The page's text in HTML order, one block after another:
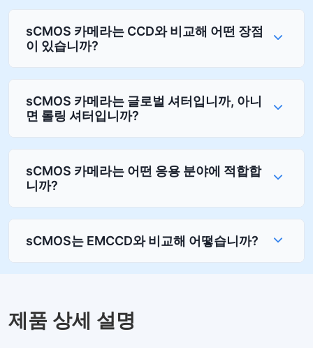
sCMOS 카메라는 CCD와 비교해 어떤 장점
이 있습니까?
sCMOS 카메라는 글로벌 셔터입니까, 아니
면 롤링 셔터입니까?
sCMOS 카메라는 어떤 응용 분야에 적합합
니까?
sCMOS는 EMCCD와 비교해 어떻습니까?
제품 상세 설명